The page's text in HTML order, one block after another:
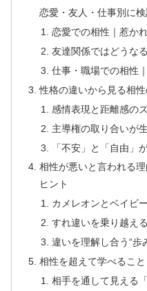
恋愛・友人・仕事別に
恋愛での相性｜惹か
友達関係ではどうな
仕事・職場での相性
性格の違いから見る相
感情表現と距離感の
主導権の取り合いが
「不安」と「自由」
相性が悪いと言われる
ヒント
カメレオンとベイビ
すれ違いを乗り越え
違いを理解し合う“歩
相性を超えて学べるこ
相手を通して見える